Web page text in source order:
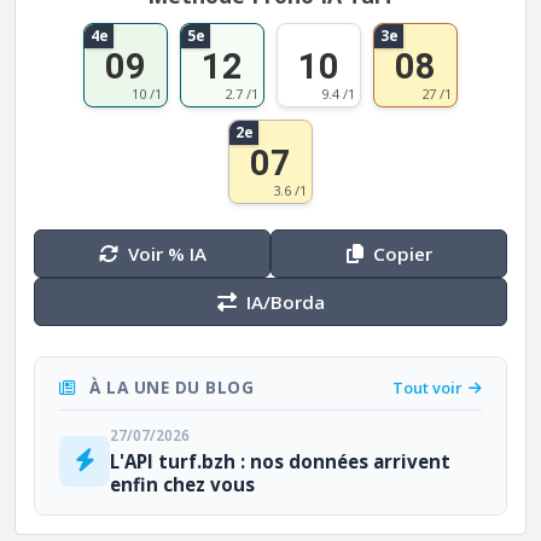
4e
09
10 /1
5e
12
2.7 /1
10
9.4 /1
3e
08
27 /1
2e
07
3.6 /1
Voir % IA
Copier
IA/Borda
À LA UNE DU BLOG Tout voir
27/07/2026
L'API turf.bzh : nos données arrivent
enfin chez vous